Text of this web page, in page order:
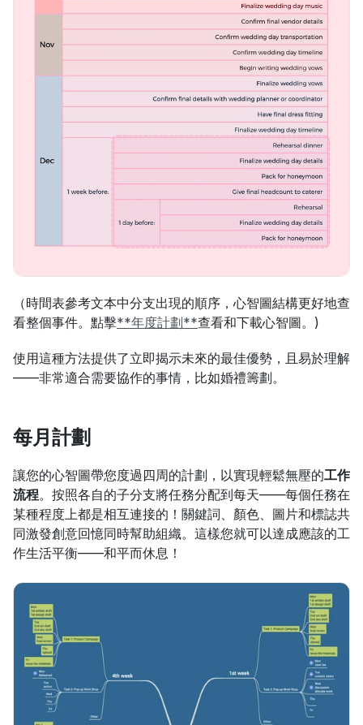
（時間表參考文本中分支出現的順序，心智圖結構更好地查
看整個事件。點擊**年度計劃**查看和下載心智圖。)
使用這種方法提供了立即揭示未來的最佳優勢，且易於理解
——非常適合需要協作的事情，比如婚禮籌劃。
每月計劃
讓您的心智圖帶您度過四周的計劃，以實現輕鬆無壓的工作
流程。按照各自的子分支將任務分配到每天——每個任務在
某種程度上都是相互連接的！關鍵詞、顏色、圖片和標誌共
同激發創意回憶同時幫助組織。這樣您就可以達成應該的工
作生活平衡——和平而休息！